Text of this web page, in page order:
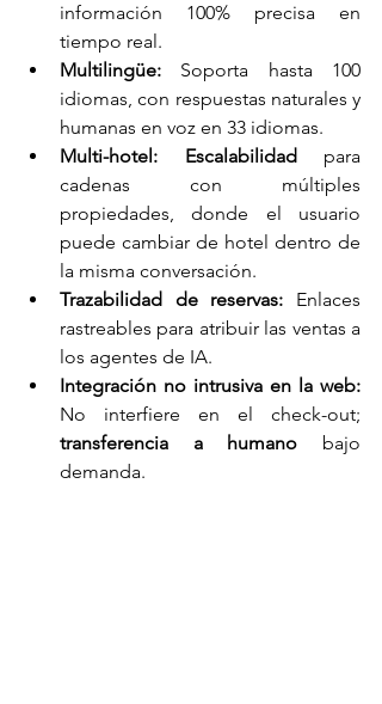
información 100% precisa en
tiempo real.
Multilingüe: Soporta hasta 100
idiomas, con respuestas naturales y
humanas en voz en 33 idiomas.
Multi-hotel:
Escalabilidad para
cadenas con múltiples
propiedades, donde el usuario
puede cambiar de hotel dentro de
la misma conversación.
Trazabilidad de reservas: Enlaces
rastreables para atribuir las ventas a
los agentes de IA.
Integración no intrusiva en la web:
transferencia a humano bajo
demanda.